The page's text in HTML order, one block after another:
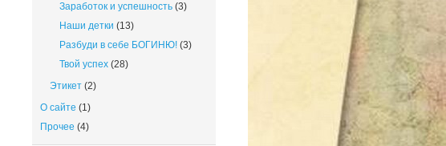
Заработок и успешность(3)
Наши детки (13)
Разбуди в себе БОГИНЮ!(3)
Твой успех(28)
Этикет(2)
О сайте (1)
Прочее (4)